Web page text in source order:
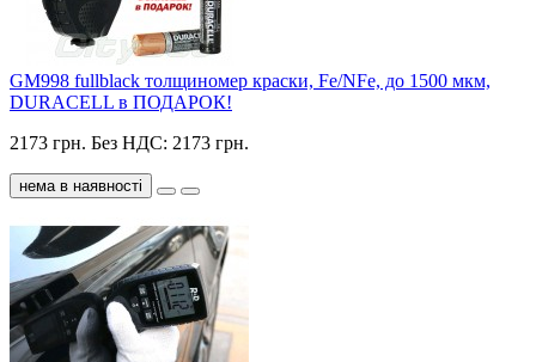
GM998 fullblack толщиномер краски, Fe/NFe, до 1500 мкм,
DURACELL в ПОДАРОК!
2173 грн. Без НДС: 2173 грн.
нема в наявності